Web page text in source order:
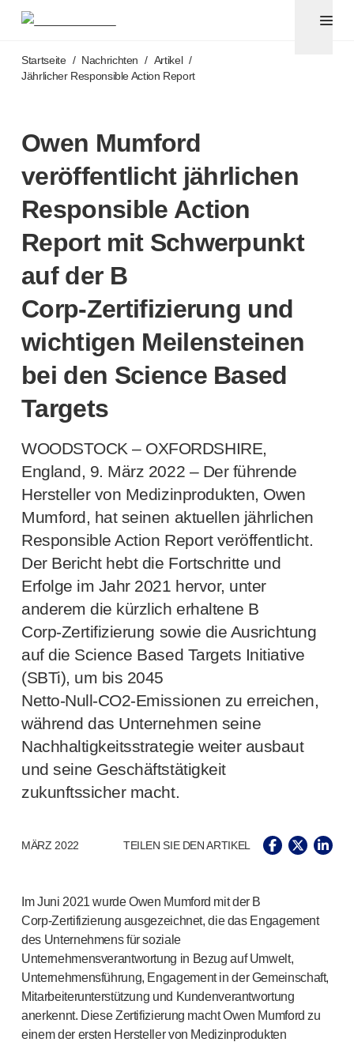
®
Unifine Pentips
Unifine Pentips Plus
Unifine Syringes
Venenpunktion
Unistik®ShieldLock
Point-of-Care-Tests
Unistik 3
Unistik ®Touch
Unistik
®TinyTouch
Heelstik
Autolet® Plus
Unilet Stechhilfen
Unilet
Beckenbodengesundheit
Empelvic
Amielle
™
Augenbehandlung
AutoDrop®
Neuropathie
Neuropen ®
Neuropen Monofilamente
Neurotips
Produkte zur Selbstinjektion
Aidaptus®Autoinjektor
EcoSafe ®Sicherheitsspritze
EcoSafe®wiederverwendbarer Autoinjektor
Autoject®
2
Autopen®
Arzneimittel-Abgabesysteme
UNSERE PLATTFORMEN
Aidaptus
Autoinjektor
®
EcoSafe®
Sicherheitsspritze
UNSERE EXPERTISE
Operationsmanagement
Lieferkettenmanagement
Werkzeugbau, Technik und Entwicklung
Forschung und Entwicklung
Forschungs- und Entwicklungskompetenzen
Patientenorientiertes Design
Programmmanagement
Startseite / Nachrichten / Artikel /
Jährlicher Responsible Action Report
Owen Mumford
veröffentlicht jährlichen
Responsible Action
Report mit Schwerpunkt
auf der B
Corp-Zertifizierung und
wichtigen Meilensteinen
bei den Science Based
Targets
WOODSTOCK – OXFORDSHIRE,
England, 9. März 2022 – Der führende
Hersteller von Medizinprodukten, Owen
Mumford, hat seinen aktuellen jährlichen
Responsible Action Report veröffentlicht.
Der Bericht hebt die Fortschritte und
Erfolge im Jahr 2021 hervor, unter
anderem die kürzlich erhaltene B
Corp-Zertifizierung sowie die Ausrichtung
auf die Science Based Targets Initiative
(SBTi), um bis 2045
Netto-Null-CO2-Emissionen zu erreichen,
während das Unternehmen seine
Nachhaltigkeitsstrategie weiter ausbaut
und seine Geschäftstätigkeit
zukunftssicher macht.
MÄRZ 2022 TEILEN SIE DEN ARTIKEL
Im Juni 2021 wurde Owen Mumford mit der B
Corp-Zertifizierung ausgezeichnet, die das Engagement
des Unternehmens für soziale
Unternehmensverantwortung in Bezug auf Umwelt,
Unternehmensführung, Engagement in der Gemeinschaft,
Mitarbeiterunterstützung und Kundenverantwortung
anerkennt. Diese Zertifizierung macht Owen Mumford zu
einem der ersten Hersteller von Medizinprodukten